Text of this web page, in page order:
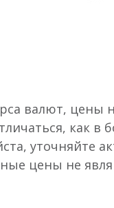
валют, цены
как в
уточняйте
цены не